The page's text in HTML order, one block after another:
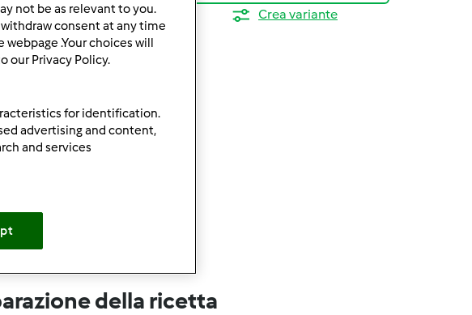
porzioni
porzione/porzioni
Crea variante
della ricetta
not be as relevant to you.
consent at any time
.Your choices will
our Privacy Policy.
for identification.
advertising and content,
and services